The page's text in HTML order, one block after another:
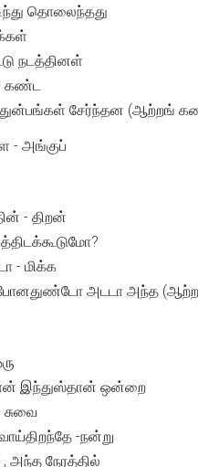
தொலைந்தது
நடத்தினள்
- கண்ட
சேர்ந்தன (ஆற்றங்
- அங்குப்
- திறன்
- மிக்க
போனதுண்டோ அடடா அந்த
இந்துஸ்தான் ஒன்றை
சுவை
-நன்று
அந்த நேரத்தில்